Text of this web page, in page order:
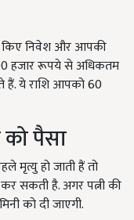
किए निवेश और आपकी
हजार रूपये से अधिकतम
ये राशि आपको 60
को पैसा
मृत्यु हो जाती हैं तो
सकती है. अगर पत्नी की
को दी जाएगी.